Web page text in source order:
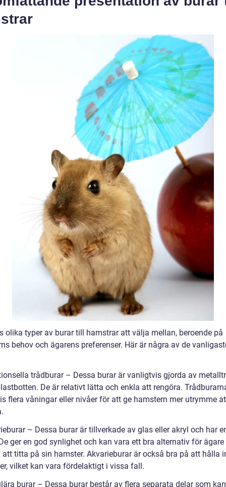
olika typer av burar till hamstrar att välja mellan, beroende på
behov och ägarens preferenser. Här är några av de
trådburar – Dessa burar är vanligtvis gjorda av
De är relativt lätta och enkla att rengöra.
flera våningar eller nivåer för att ge hamstern mer utrymme
– Dessa burar är tillverkade av glas eller akryl och har
ger en god synlighet och kan vara ett bra alternativ för
att titta på sin hamster. Akvarieburar är också bra på att hålla
vilket kan vara fördelaktigt i vissa fall.
burar – Dessa burar består av flera separata delar som kan